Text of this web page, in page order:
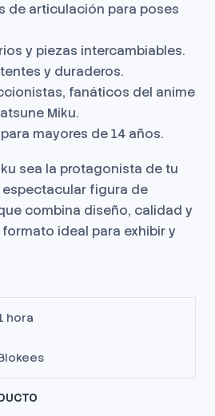
de articulación para poses
y piezas intercambiables.
y duraderos.
fanáticos del anime
Miku.
mayores de 14 años.
sea la protagonista de tu
figura de
combina diseño, calidad y
ideal para exhibir y
hora